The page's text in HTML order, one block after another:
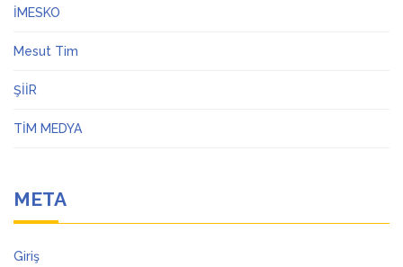
İMESKO
Mesut Tim
ŞİİR
TİM MEDYA
META
Giriş